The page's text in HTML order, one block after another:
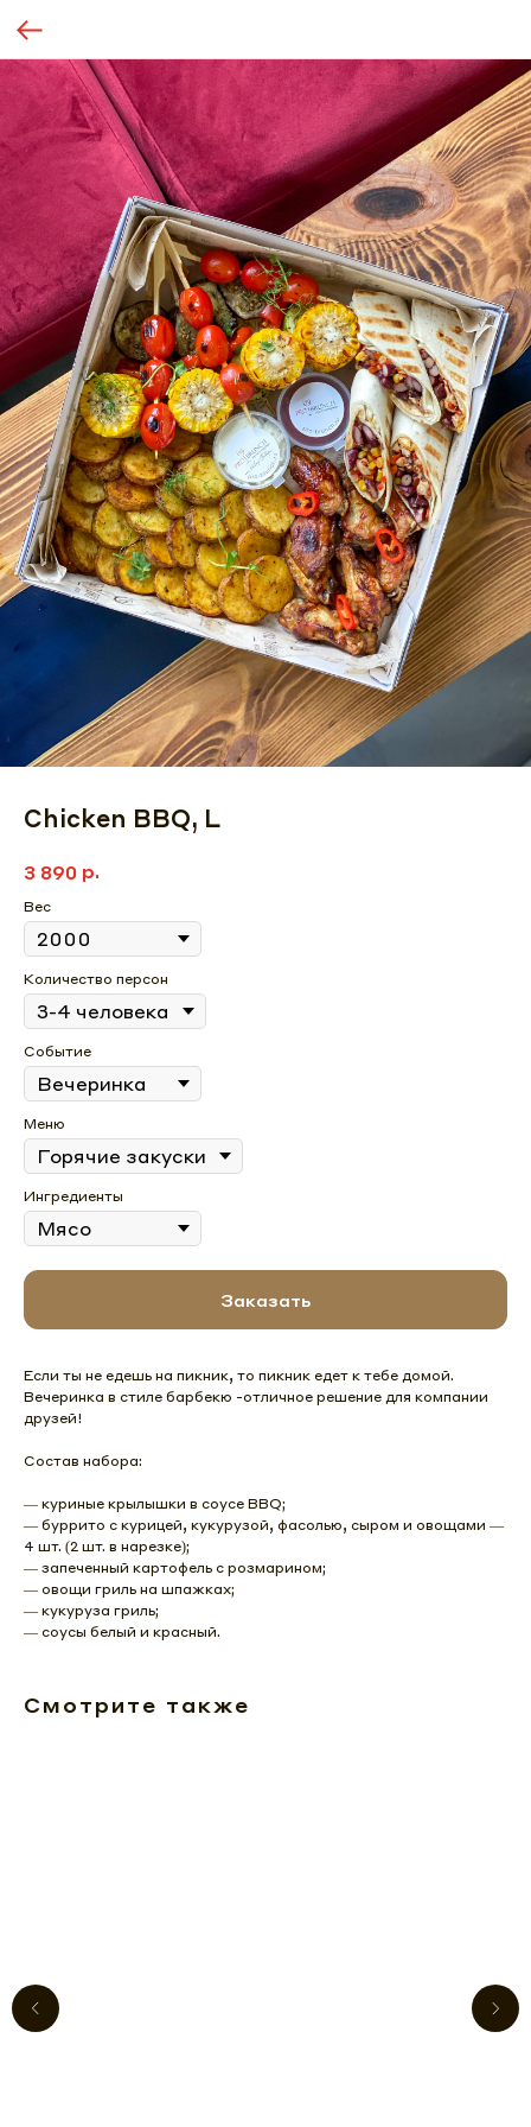
Chicken BBQ, L
3 890 р.
Вес
Количество персон
Событие
Меню
Ингредиенты
Заказать
Если ты не едешь на пикник, то пикник едет к тебе домой.
Вечеринка в стиле барбекю -отличное решение для компании
друзей!
Состав набора:
— куриные крылышки в соусе BBQ;
— буррито с курицей, кукурузой, фасолью, сыром и овощами —
4 шт. (2 шт. в нарезке);
— запеченный картофель с розмарином;
— овощи гриль на шпажках;
— кукуруза гриль;
— соусы белый и красный.
Смотрите также